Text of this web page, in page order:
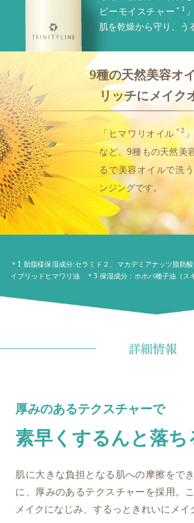
ビーモイスチャー ＊1
肌を乾燥から守り、う
9種の天然美容オ
リッチにメイク
「ヒマワリオイル ＊2
など、9種もの天然美
るで美容オイルで洗
ンジングです。
＊1 胎脂様保湿成分:セラミド２、マカデミアナッツ脂
イブリッドヒマワリ油 ＊3 保湿成分：ホホバ種子油（ス
厚みのあるテクスチャーで
素早くするんと落ち
肌に大きな負担となる肌への摩擦をで
に、厚みのあるテクスチャーを採用。
メイクになじみ、するっときれいにメイ